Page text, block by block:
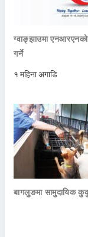
ग्वाङ्झाउमा
गर्ने
१ महिना अगाडि
बागलुङमा सामुदायिक